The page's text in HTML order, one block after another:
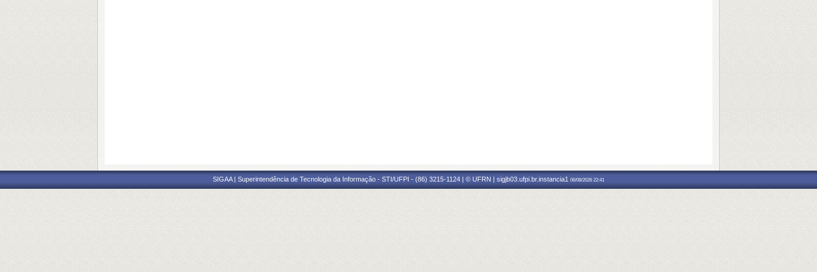
SIGAA | Superintendência de Tecnologia da Informação - STI/UFPI - (86) 3215-1124 | © UFRN | sigjb03.ufpi.br.instancia1 06/08/2026 22:41